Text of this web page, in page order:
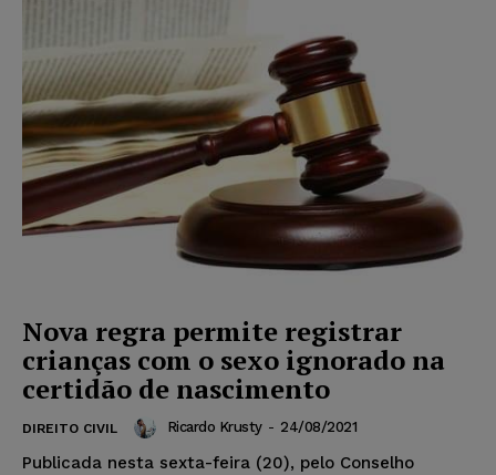
Nova regra permite registrar
crianças com o sexo ignorado na
certidão de nascimento
DIREITO CIVIL Ricardo Krusty - 24/08/2021
Publicada nesta sexta-feira (20), pelo Conselho